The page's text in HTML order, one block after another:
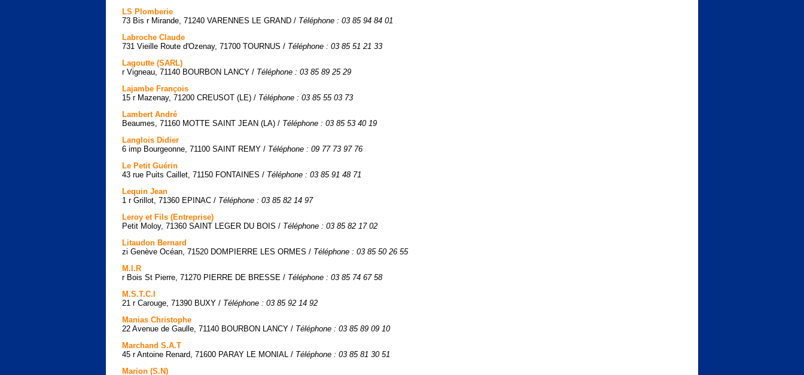
LS Plomberie
73 Bis r Mirande, 71240 VARENNES LE GRAND / Téléphone : 03 85 94 84 01
Labroche Claude
731 Vieille Route d'Ozenay, 71700 TOURNUS / Téléphone : 03 85 51 21 33
Lagoutte (SARL)
r Vigneau, 71140 BOURBON LANCY / Téléphone : 03 85 89 25 29
Lajambe François
15 r Mazenay, 71200 CREUSOT (LE) / Téléphone : 03 85 55 03 73
Lambert André
Beaumes, 71160 MOTTE SAINT JEAN (LA) / Téléphone : 03 85 53 40 19
Langlois Didier
6 imp Bourgeonne, 71100 SAINT REMY / Téléphone : 09 77 73 97 76
Le Petit Guérin
43 rue Puits Caillet, 71150 FONTAINES / Téléphone : 03 85 91 48 71
Lequin Jean
1 r Grillot, 71360 EPINAC / Téléphone : 03 85 82 14 97
Leroy et Fils (Entreprise)
Petit Moloy, 71360 SAINT LEGER DU BOIS / Téléphone : 03 85 82 17 02
Litaudon Bernard
zi Genève Océan, 71520 DOMPIERRE LES ORMES / Téléphone : 03 85 50 26 55
M.I.R
r Bois St Pierre, 71270 PIERRE DE BRESSE / Téléphone : 03 85 74 67 58
M.S.T.C.I
21 r Carouge, 71390 BUXY / Téléphone : 03 85 92 14 92
Manias Christophe
22 Avenue de Gaulle, 71140 BOURBON LANCY / Téléphone : 03 85 89 09 10
Marchand S.A.T
45 r Antoine Renard, 71600 PARAY LE MONIAL / Téléphone : 03 85 81 30 51
Marion (S.N)